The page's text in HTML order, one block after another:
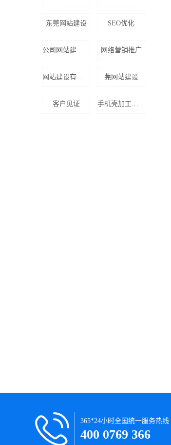
东莞网站建设 SEO优化
网络营销推广
莞网站建设
客户见证
365*24小时全国统一服务热线
400 0769 366